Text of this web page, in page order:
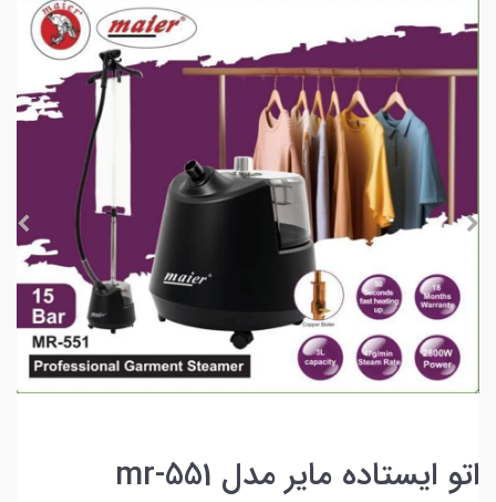
اتو ایستاده مایر مدل mr-551